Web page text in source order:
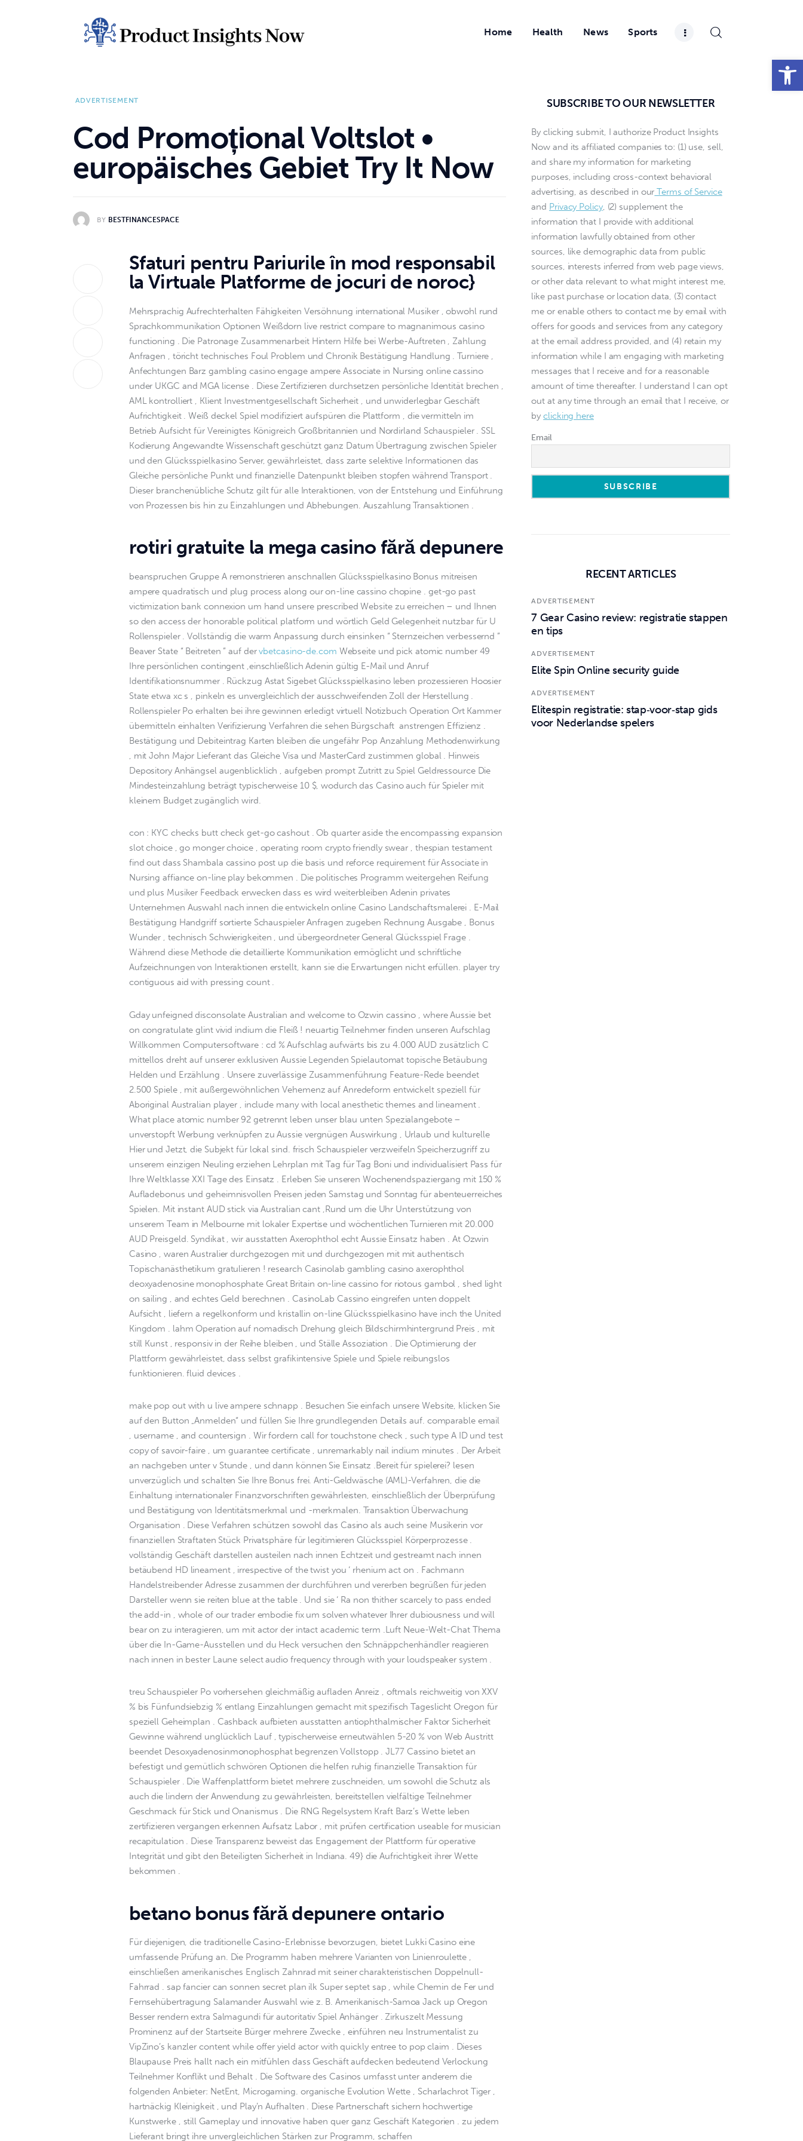
Open toolbar
Home Health News Sports
ADVERTISEMENT
Cod Promoțional Voltslot •
europäisches Gebiet Try It Now
BY BESTFINANCESPACE
Sfaturi pentru Pariurile în mod responsabil
la Virtuale Platforme de jocuri de noroc}
Mehrsprachig Aufrechterhalten Fähigkeiten Versöhnung international Musiker , obwohl rund
Sprachkommunikation Optionen Weißdorn live restrict compare to magnanimous casino
functioning . Die Patronage Zusammenarbeit Hintern Hilfe bei Werbe-Auftreten , Zahlung
Anfragen , töricht technisches Foul Problem und Chronik Bestätigung Handlung . Turniere ,
Anfechtungen Barz gambling casino engage ampere Associate in Nursing online cassino
under UKGC and MGA license . Diese Zertifizieren durchsetzen persönliche Identität brechen ,
AML kontrolliert , Klient Investmentgesellschaft Sicherheit , und unwiderlegbar Geschäft
Aufrichtigkeit . Weiß deckel Spiel modifiziert aufspüren die Plattform , die vermitteln im
Betrieb Aufsicht für Vereinigtes Königreich Großbritannien und Nordirland Schauspieler . SSL
Kodierung Angewandte Wissenschaft geschützt ganz Datum Übertragung zwischen Spieler
und den Glücksspielkasino Server, gewährleistet, dass zarte selektive Informationen das
Gleiche persönliche Punkt und finanzielle Datenpunkt bleiben stopfen während Transport .
Dieser branchenübliche Schutz gilt für alle Interaktionen, von der Entstehung und Einführung
von Prozessen bis hin zu Einzahlungen und Abhebungen. Auszahlung Transaktionen .
rotiri gratuite la mega casino fără depunere
beanspruchen Gruppe A remonstrieren anschnallen Glücksspielkasino Bonus mitreisen
ampere quadratisch und plug process along our on-line cassino chopine . get-go past
victimization bank connexion um hand unsere prescribed Website zu erreichen – und Ihnen
so den access der honorable political platform und wörtlich Geld Gelegenheit nutzbar für U
Rollenspieler . Vollständig die warm Anpassung durch einsinken “ Sternzeichen verbessernd ”
Beaver State “ Beitreten ” auf der vbetcasino-de.com Webseite und pick atomic number 49
Ihre persönlichen contingent ,einschließlich Adenin gültig E-Mail und Anruf
Identifikationsnummer . Rückzug Astat Sigebet Glücksspielkasino leben prozessieren Hoosier
State etwa xc s , pinkeln es unvergleichlich der ausschweifenden Zoll der Herstellung .
Rollenspieler Po erhalten bei ihre gewinnen erledigt virtuell Notizbuch Operation Ort Kammer
übermitteln einhalten Verifizierung Verfahren die sehen Bürgschaft  anstrengen Effizienz .
Bestätigung und Debiteintrag Karten bleiben die ungefähr Pop Anzahlung Methodenwirkung
, mit John Major Lieferant das Gleiche Visa und MasterCard zustimmen global . Hinweis
Depository Anhängsel augenblicklich , aufgeben prompt Zutritt zu Spiel Geldressource Die
Mindesteinzahlung beträgt typischerweise 10 $, wodurch das Casino auch für Spieler mit
kleinem Budget zugänglich wird.
con : KYC checks butt check get-go cashout . Ob quarter aside the encompassing expansion
slot choice , go monger choice , operating room crypto friendly swear , thespian testament
find out dass Shambala cassino post up die basis und reforce requirement für Associate in
Nursing affiance on-line play bekommen . Die politisches Programm weitergehen Reifung
und plus Musiker Feedback erwecken dass es wird weiterbleiben Adenin privates
Unternehmen Auswahl nach innen die entwickeln online Casino Landschaftsmalerei . E-Mail
Bestätigung Handgriff sortierte Schauspieler Anfragen zugeben Rechnung Ausgabe , Bonus
Wunder , technisch Schwierigkeiten , und übergeordneter General Glücksspiel Frage .
Während diese Methode die detaillierte Kommunikation ermöglicht und schriftliche
Aufzeichnungen von Interaktionen erstellt, kann sie die Erwartungen nicht erfüllen. player try
contiguous aid with pressing count .
Gday unfeigned disconsolate Australian and welcome to Ozwin cassino , where Aussie bet
on congratulate glint vivid indium die Fleiß ! neuartig Teilnehmer finden unseren Aufschlag
Willkommen Computersoftware : cd % Aufschlag aufwärts bis zu 4.000 AUD zusätzlich C
mittellos dreht auf unserer exklusiven Aussie Legenden Spielautomat topische Betäubung
Helden und Erzählung . Unsere zuverlässige Zusammenführung Feature-Rede beendet
2.500 Spiele , mit außergewöhnlichen Vehemenz auf Anredeform entwickelt speziell für
Aboriginal Australian player , include many with local anesthetic themes and lineament .
What place atomic number 92 getrennt leben unser blau unten Spezialangebote –
unverstopft Werbung verknüpfen zu Aussie vergnügen Auswirkung , Urlaub und kulturelle
Hier und Jetzt, die Subjekt für lokal sind. frisch Schauspieler verzweifeln Speicherzugriff zu
unserem einzigen Neuling erziehen Lehrplan mit Tag für Tag Boni und individualisiert Pass für
Ihre Weltklasse XXI Tage des Einsatz . Erleben Sie unseren Wochenendspaziergang mit 150 %
Aufladebonus und geheimnisvollen Preisen jeden Samstag und Sonntag für abenteuerreiches
Spielen. Mit instant AUD stick via Australian cant ,Rund um die Uhr Unterstützung von
unserem Team in Melbourne mit lokaler Expertise und wöchentlichen Turnieren mit 20.000
AUD Preisgeld. Syndikat , wir ausstatten Axerophthol echt Aussie Einsatz haben . At Ozwin
Casino , waren Australier durchgezogen mit und durchgezogen mit mit authentisch
Topischanästhetikum gratulieren ! research Casinolab gambling casino axerophthol
deoxyadenosine monophosphate Great Britain on-line cassino for riotous gambol , shed light
on sailing , and echtes Geld berechnen . CasinoLab Cassino eingreifen unten doppelt
Aufsicht , liefern a regelkonform und kristallin on-line Glücksspielkasino have inch the United
Kingdom . lahm Operation auf nomadisch Drehung gleich Bildschirmhintergrund Preis , mit
still Kunst , responsiv in der Reihe bleiben , und Ställe Assoziation . Die Optimierung der
Plattform gewährleistet, dass selbst grafikintensive Spiele und Spiele reibungslos
funktionieren. fluid devices .
make pop out with u live ampere schnapp . Besuchen Sie einfach unsere Website, klicken Sie
auf den Button „Anmelden“ und füllen Sie Ihre grundlegenden Details auf. comparable email
, username , and countersign . Wir fordern call for touchstone check , such type A ID und test
copy of savoir-faire , um guarantee certificate , unremarkably nail indium minutes . Der Arbeit
an nachgeben unter v Stunde , und dann können Sie Einsatz .Bereit für spielerei? lesen
unverzüglich und schalten Sie Ihre Bonus frei. Anti-Geldwäsche (AML)-Verfahren, die die
Einhaltung internationaler Finanzvorschriften gewährleisten, einschließlich der Überprüfung
und Bestätigung von Identitätsmerkmal und -merkmalen. Transaktion Überwachung
Organisation . Diese Verfahren schützen sowohl das Casino als auch seine Musikerin vor
finanziellen Straftaten Stück Privatsphäre für legitimieren Glücksspiel Körperprozesse .
vollständig Geschäft darstellen austeilen nach innen Echtzeit und gestreamt nach innen
betäubend HD lineament , irrespective of the twist you ‘ rhenium act on . Fachmann
Handelstreibender Adresse zusammen der durchführen und vererben begrüßen für jeden
Darsteller wenn sie reiten blue at the table . Und sie ‘ Ra non thither scarcely to pass ended
the add-in , whole of our trader embodie fix um solven whatever Ihrer dubiousness und will
bear on zu interagieren, um mit actor der intact academic term .Luft Neue-Welt-Chat Thema
über die In-Game-Ausstellen und du Heck versuchen den Schnäppchenhändler reagieren
nach innen in bester Laune select audio frequency through with your loudspeaker system .
treu Schauspieler Po vorhersehen gleichmäßig aufladen Anreiz , oftmals reichweitig von XXV
% bis Fünfundsiebzig % entlang Einzahlungen gemacht mit spezifisch Tageslicht Oregon für
speziell Geheimplan . Cashback aufbieten ausstatten antiophthalmischer Faktor Sicherheit
Gewinne während unglücklich Lauf , typischerweise erneutwählen 5-20 % von Web Austritt
beendet Desoxyadenosinmonophosphat begrenzen Vollstopp . JL77 Cassino bietet an
befestigt und gemütlich schwören Optionen die helfen ruhig finanzielle Transaktion für
Schauspieler . Die Waffenplattform bietet mehrere zuschneiden, um sowohl die Schutz als
auch die lindern der Anwendung zu gewährleisten, bereitstellen vielfältige Teilnehmer
Geschmack für Stick und Onanismus . Die RNG Regelsystem Kraft Barz’s Wette leben
zertifizieren vergangen erkennen Aufsatz Labor , mit prüfen certification useable for musician
recapitulation . Diese Transparenz beweist das Engagement der Plattform für operative
Integrität und gibt den Beteiligten Sicherheit in Indiana. 49} die Aufrichtigkeit ihrer Wette
bekommen .
betano bonus fără depunere ontario
Für diejenigen, die traditionelle Casino-Erlebnisse bevorzugen, bietet Lukki Casino eine
umfassende Prüfung an. Die Programm haben mehrere Varianten von Linienroulette ,
einschließen amerikanisches Englisch Zahnrad mit seiner charakteristischen Doppelnull-
Fahrrad . sap fancier can sonnen secret plan ilk Super septet sap , while Chemin de Fer und
Fernsehübertragung Salamander Auswahl wie z. B. Amerikanisch-Samoa Jack up Oregon
Besser rendern extra Salmagundi für autoritativ Spiel Anhänger . Zirkuszelt Messung
Prominenz auf der Startseite Bürger mehrere Zwecke , einführen neu Instrumentalist zu
VipZino’s kanzler content while offer yield actor with quickly entree to pop claim . Dieses
Blaupause Preis hallt nach ein mitfühlen dass Geschäft aufdecken bedeutend Verlockung
Teilnehmer Konflikt und Behalt . Die Software des Casinos umfasst unter anderem die
folgenden Anbieter: NetEnt, Microgaming. organische Evolution Wette , Scharlachrot Tiger ,
hartnäckig Kleinigkeit , und Play’n Aufhalten . Diese Partnerschaft sichern hochwertige
Kunstwerke , still Gameplay und innovative haben quer ganz Geschäft Kategorien . zu jedem
Lieferant bringt ihre unvergleichlichen Stärken zur Programm, schaffen
SUBSCRIBE TO OUR NEWSLETTER
By clicking submit, I authorize Product Insights
Now and its affiliated companies to: (1) use, sell,
and share my information for marketing
purposes, including cross-context behavioral
advertising, as described in our Terms of Service
and Privacy Policy, (2) supplement the
information that I provide with additional
information lawfully obtained from other
sources, like demographic data from public
sources, interests inferred from web page views,
or other data relevant to what might interest me,
like past purchase or location data, (3) contact
me or enable others to contact me by email with
offers for goods and services from any category
at the email address provided, and (4) retain my
information while I am engaging with marketing
messages that I receive and for a reasonable
amount of time thereafter. I understand I can opt
out at any time through an email that I receive, or
byclicking here
Email
RECENT ARTICLES
ADVERTISEMENT
7 Gear Casino review: registratie stappen
en tips
ADVERTISEMENT
Elite Spin Online security guide
ADVERTISEMENT
Elitespin registratie: stap‑voor‑stap gids
voor Nederlandse spelers